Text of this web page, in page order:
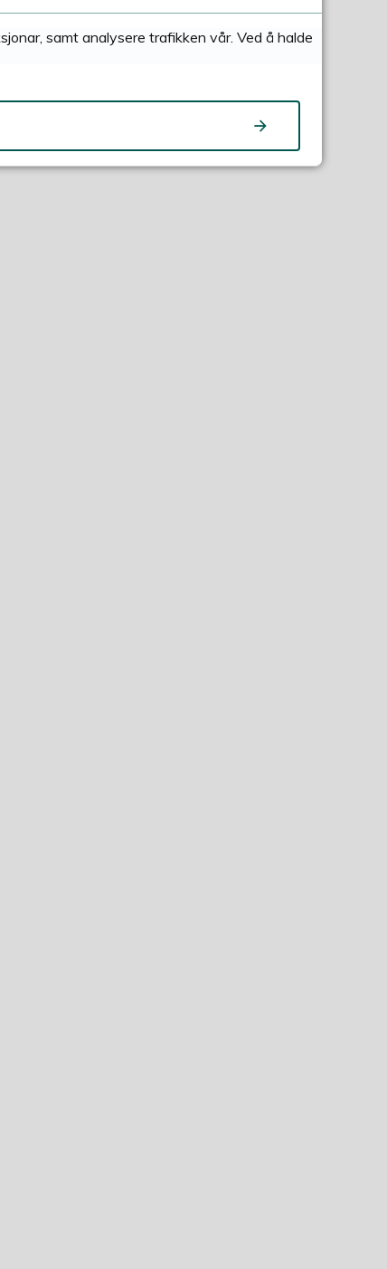
samt analysere trafikken vår. Ved å halde